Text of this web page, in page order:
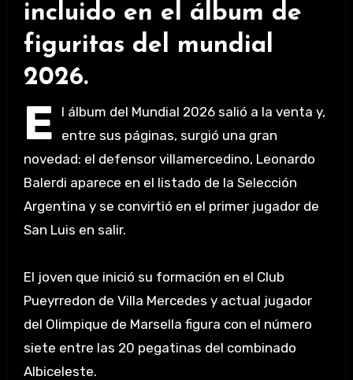
incluido en el álbum de
figuritas del mundial
2026.
E
l álbum del Mundial 2026 salió a la venta y,
entre sus páginas, surgió una gran
novedad: el defensor villamercedino, Leonardo
Balerdi aparece en el listado de la Selección
Argentina y se convirtió en el primer jugador de
San Luis en salir.
El joven que inició su formación en el Club
Pueyrredon de Villa Mercedes y actual jugador
del Olimpique de Marsella figura con el número
siete entre las 20 pegatinas del combinado
Albiceleste.